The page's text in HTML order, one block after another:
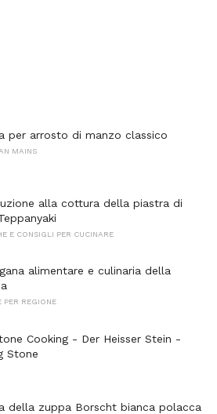
per arrosto di manzo classico
MAINS
alla cottura della piastra di
E CONSIGLI PER CUCINARE
alimentare e culinaria della
PER REGIONE
Cooking - Der Heisser Stein -
Stone
della zuppa Borscht bianca polacca